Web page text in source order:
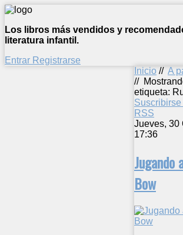
Los libros más vendidos y
literatura infantil.
Entrar Registrarse
Inicio // A
//
etiqueta:
Suscribirse
RSS
Jueves, 30
17:36
Jugando
Bow